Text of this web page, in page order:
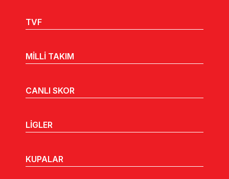
TVF
MİLLİ TAKIM
CANLI SKOR
LİGLER
KUPALAR